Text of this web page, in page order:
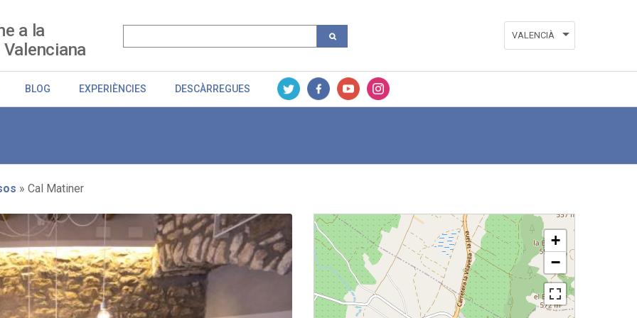
a la
VALENCIÀ
BLOG EXPERIÈNCIES DESCÀRREGUES
Cal Matiner
+
−